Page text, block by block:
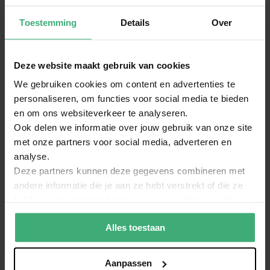
Toestemming Details Over
Deze website maakt gebruik van cookies
We gebruiken cookies om content en advertenties te
personaliseren, om functies voor social media te bieden
en om ons websiteverkeer te analyseren.
Ook delen we informatie over jouw gebruik van onze site
met onze partners voor social media, adverteren en
analyse.
Deze partners kunnen deze gegevens combineren met
andere informatie die je aan ze hebt verstrekt of die ze
services.
Alles toestaan
Aanpassen
100%
Zorgt voor dikke rook die niet snel
DoorRoy Versteegop
Zorgt voor dikke rook die niet snelWegtrekt
Geschreven bij
BeamZ FSMF5D rookvloeistof ultra
geconcentreerd - 5L
100%
Top
DoorRicky op15-12-2025
Geverifiëerde koper
Geeft een mooie dikke wolk. Kan niet wachten om hem in de zomer te
gebruiken met een buurt feest
Lees meer beoordelingen